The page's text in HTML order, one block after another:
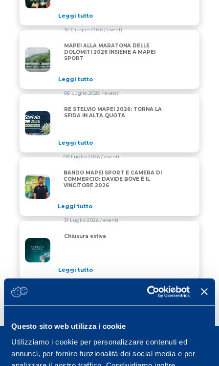
Questo sito web utilizza i cookie
Utilizziamo i cookie per personalizzare contenuti ed
annunci, per fornire funzionalità dei social media e per
Leggi tutto
MAPEI ALLA MARATONA DELLE DOLOMITI 2026
30 Giugno 2026/ eventi
MAPEI ALLA MARATONA DELLE
DOLOMITI 2026 INSIEME A MAPEI
SPORT
Leggi tutto
RE STELVIO MAPEI 2026: TORNA LA SFIDA IN ALTA
06 Luglio 2026/ eventi
RE STELVIO MAPEI 2026: TORNA LA
SFIDA IN ALTA QUOTA
Leggi tutto
BANDO MAPEI SPORT E CAMERA DI COMMERCIO:
09 Luglio 2026/ eventi
BANDO MAPEI SPORT E CAMERA DI
COMMERCIO: DAVIDE BOVE È IL
VINCITORE 2026
Leggi tutto
Chiusura estiva
31 Luglio 2026/ eventi
Chiusura estiva
Leggi tutto
«Previous page
Page
1 … Page
38 Page
39 Page
40